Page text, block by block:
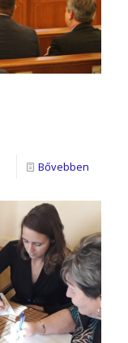
Bővebben